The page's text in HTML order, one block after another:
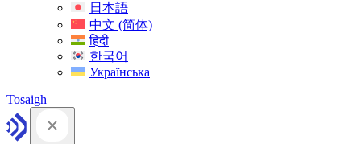
日本語
中文 (简体)
हिंदी
한국어
Українська
Tosaigh